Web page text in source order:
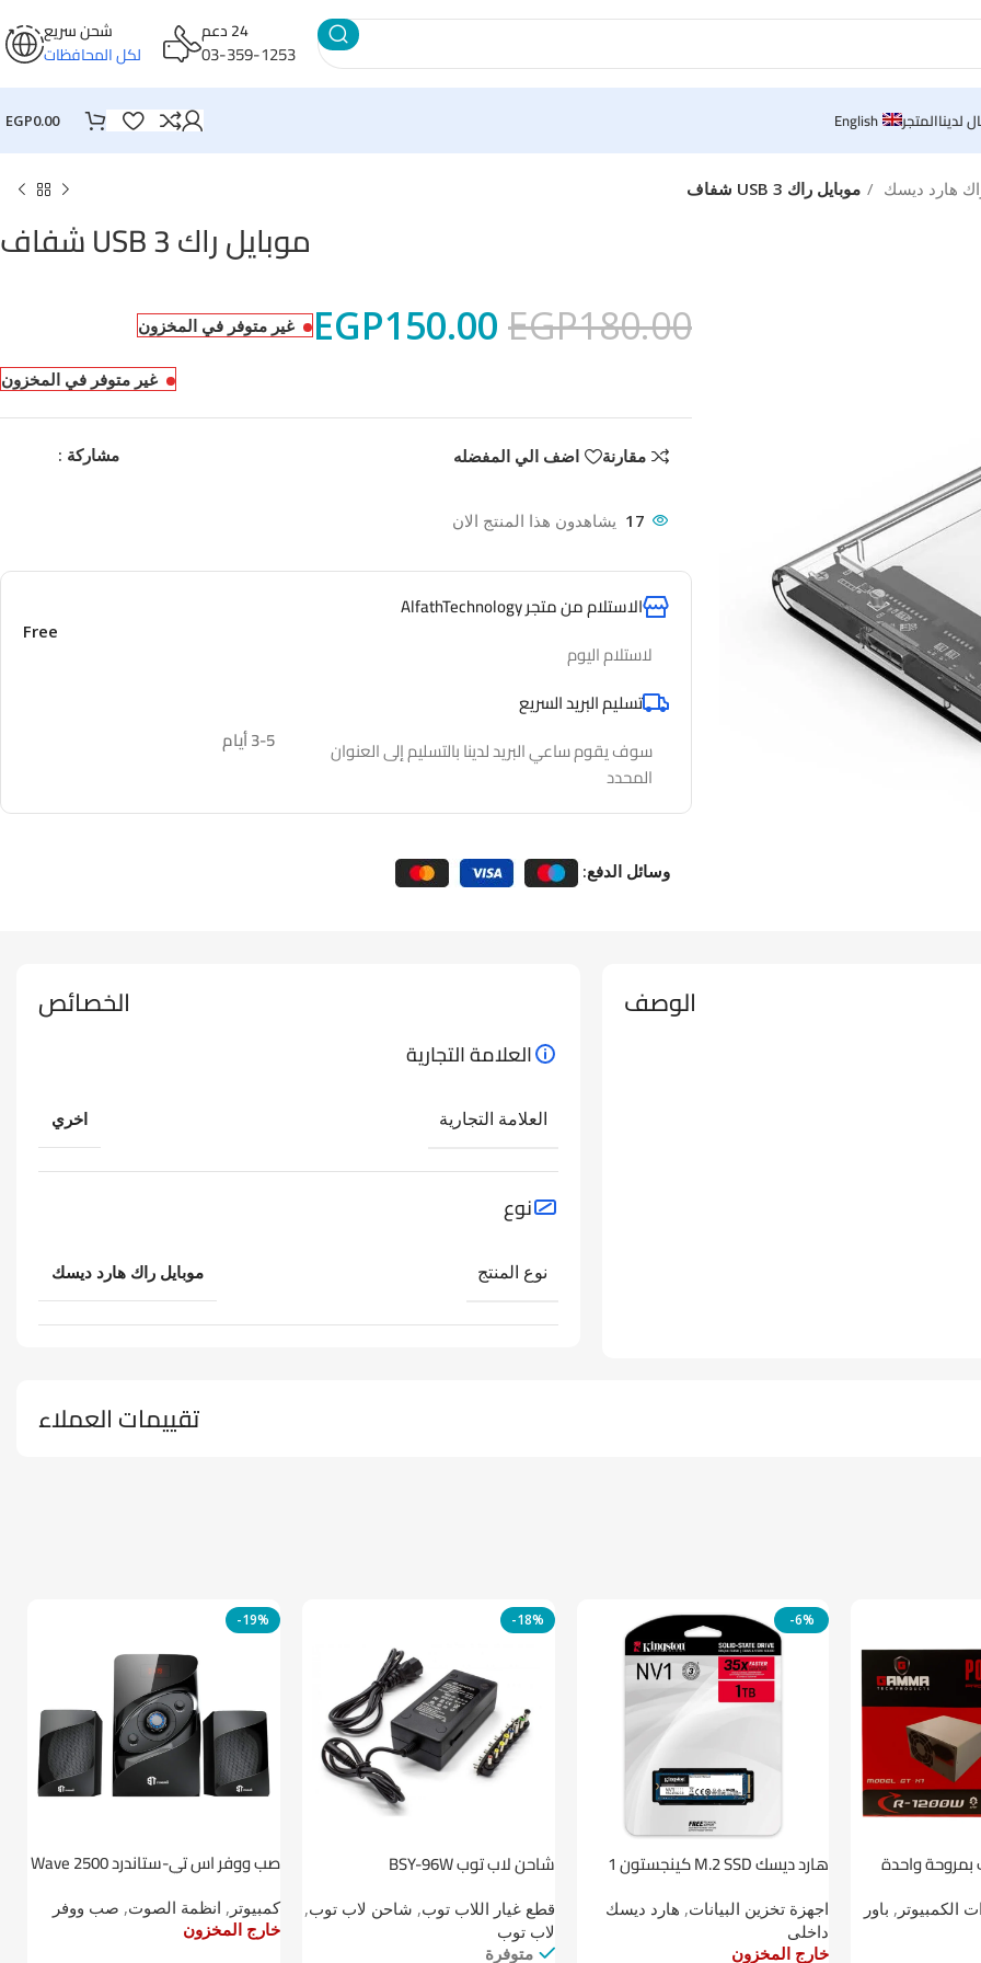
24 دعم
03-359-1253
شحن سريع
لكل المحافظات
لديناالمتجر English
EGP0.00
هارد ديسك موبايل راك USB 3 شفاف
موبايل راك USB 3 شفاف
EGP180.00
EGP150.00 غير متوفر في المخزون
غير متوفر في المخزون
مقارنة اضف الي المفضله مشاركة :
17 يشاهدون هذا المنتج الان
الاستلام من متجر AlfathTechnology
لاستلام اليوم
Free
تسليم البريد السريع
سوف يقوم ساعي البريد لدينا بالتسليم إلى العنوان
المحدد
3-5 أيام
وسائل الدفع:
الوصف الخصائص
العلامة التجارية
العلامة التجارية اخري
نوع
نوع المنتج موبايل راك هارد ديسك
تقييمات العملاء
بمروحة واحدة
الكمبيوتر , باور
-6%
هارد ديسك M.2 SSD كينجستون 1
اجهزة تخزين البيانات, هارد ديسك
داخلى
خارج المخزون
-18%
شاحن لاب توب BSY-96W
قطع غيار اللاب توب, شاحن لاب توب,
لاب توب
متوفرة
-19%
صب ووفر اس تي-ستاندرد Wave 2500
كمبيوتر , انظمة الصوت, صب ووفر
خارج المخزون